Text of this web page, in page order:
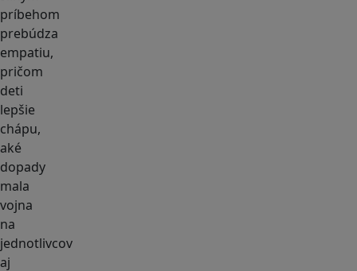
príbehom
prebúdza
empatiu,
pričom
deti
lepšie
chápu,
aké
dopady
mala
vojna
na
jednotlivcov
aj